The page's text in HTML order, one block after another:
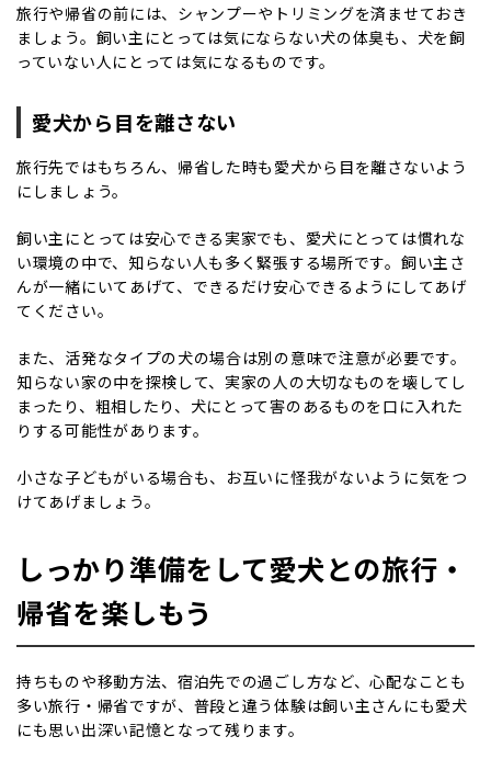
旅行や帰省の前には、シャンプーやトリミングを済ませておき
ましょう。飼い主にとっては気にならない犬の体臭も、犬を飼
っていない人にとっては気になるものです。
愛犬から目を離さない
旅行先ではもちろん、帰省した時も愛犬から目を離さないよう
にしましょう。
飼い主にとっては安心できる実家でも、愛犬にとっては慣れな
い環境の中で、知らない人も多く緊張する場所です。飼い主さ
んが一緒にいてあげて、できるだけ安心できるようにしてあげ
てください。
また、活発なタイプの犬の場合は別の意味で注意が必要です。
知らない家の中を探検して、実家の人の大切なものを壊してし
まったり、粗相したり、犬にとって害のあるものを口に入れた
りする可能性があります。
小さな子どもがいる場合も、お互いに怪我がないように気をつ
けてあげましょう。
しっかり準備をして愛犬との旅行・
帰省を楽しもう
持ちものや移動方法、宿泊先での過ごし方など、心配なことも
多い旅行・帰省ですが、普段と違う体験は飼い主さんにも愛犬
にも思い出深い記憶となって残ります。